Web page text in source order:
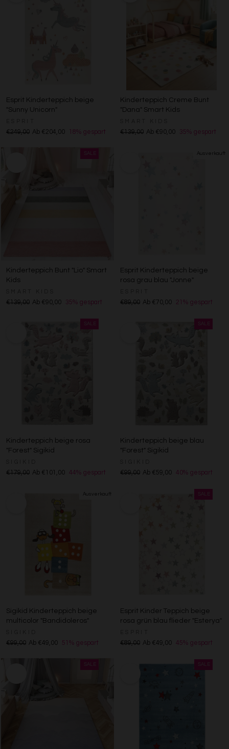
Esprit Kinderteppich beige
"Sunny Unicorn"
€249,00 Ab €204,00 18% gespart
Kinderteppich Creme Bunt
"Dana" Smart Kids
€139,00 Ab €90,00 35% gespart
Kinderteppich Bunt "Lio" Smart
Kids
€139,00 Ab €90,00 35% gespart
Esprit Kinderteppich beige
rosa grau blau "Jonne"
€89,00 Ab €70,00 21% gespart
Kinderteppich beige rosa
"Forest" Sigikid
€179,00 Ab €101,00 44% gespart
Kinderteppich beige blau
"Forest" Sigikid
€99,00 Ab €59,00 40% gespart
Sigikid Kinderteppich beige
multicolor "Bandidoleros"
€99,00 Ab €49,00 51% gespart
Esprit Kinder Teppich beige
rosa grün blau flieder "Esterya"
€89,00 Ab €49,00 45% gespart